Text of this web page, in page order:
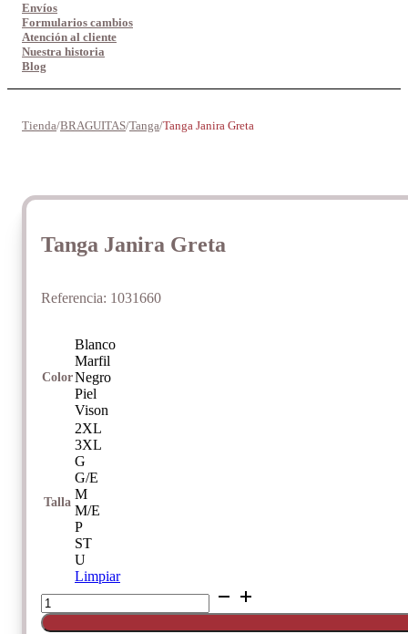
Envíos
Formularios cambios
Atención al cliente
Nuestra historia
Blog
Tienda/BRAGUITAS/Tanga/Tanga Janira Greta
Tanga Janira Greta
Referencia: 1031660
Color
Blanco
Marfil
Negro
Piel
Vison
Talla
2XL
3XL
G
G/E
M
M/E
P
ST
U
Limpiar
Tanga
Janira
Greta